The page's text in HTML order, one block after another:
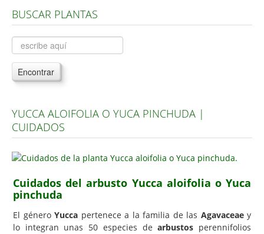
Árboles, Cicas y Palmeras de la G a la Z
Plantas Anuales y Perennes
Plantas Bulbosas y Acuáticas
Plantas de Interior
Plantas Aromáticas y de Huerto
Plantas Carnívoras y Orquídeas
Consejos
Hemisferio Norte
Hemisferio Sur
Enfermedades
BUSCAR PLANTAS
Encontrar
YUCCA ALOIFOLIA O YUCA PINCHUDA |
CUIDADOS
Cuidados del arbusto Yucca aloifolia o Yuca
pinchuda
El género Yucca pertenece a la familia de las Agavaceaey
lo integran unas 50 especies dearbustos perennifolios